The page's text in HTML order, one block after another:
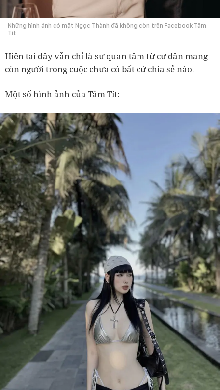
Những hình ảnh có mặt Ngọc Thành đã không còn trên Facebook Tâm
Tít
Hiện tại đây vẫn chỉ là sự quan tâm từ cư dân mạng
còn người trong cuộc chưa có bất cứ chia sẻ nào.
Một số hình ảnh của Tâm Tít: